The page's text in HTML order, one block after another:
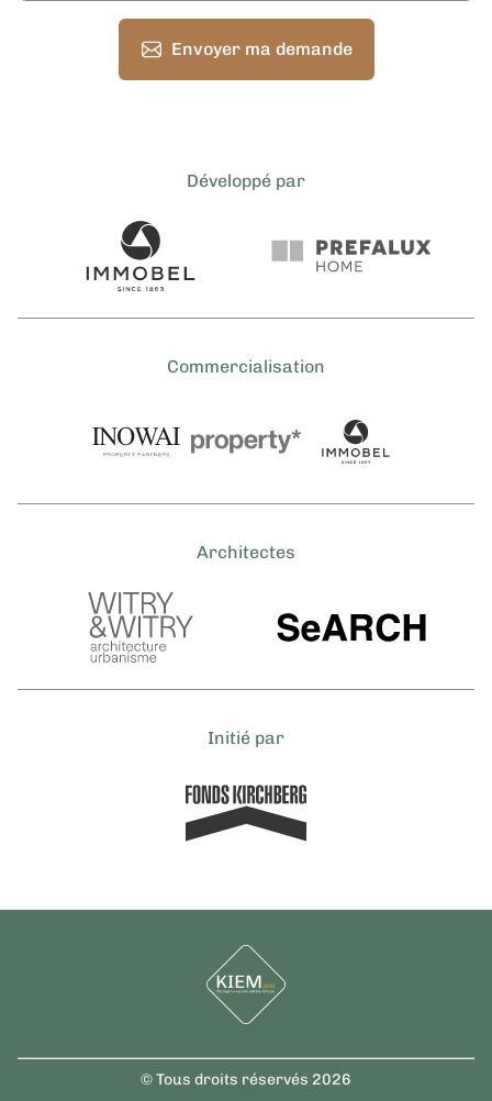
Envoyer ma demande
Développé par
Commercialisation
Architectes
Initié par
© Tous droits réservés 2026